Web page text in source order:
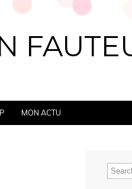
MON ACTU